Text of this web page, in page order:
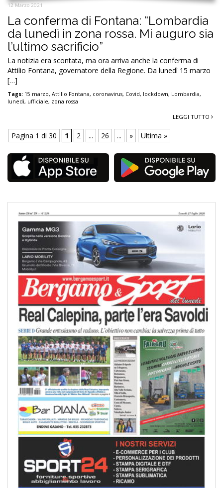
12 Marzo 2021
La conferma di Fontana: “Lombardia
da lunedì in zona rossa. Mi auguro sia
l’ultimo sacrificio”
La notizia era scontata, ma ora arriva anche la conferma di
Attilio Fontana, governatore della Regione. Da lunedì 15 marzo
[…]
Tags: 15 marzo, Attilio Fontana, coronavirus, Covid, lockdown, Lombardia,
lunedì, ufficiale, zona rossa
LEGGI TUTTO
Pagina 1 di 30 1 2 ... 26 ... » Ultima »